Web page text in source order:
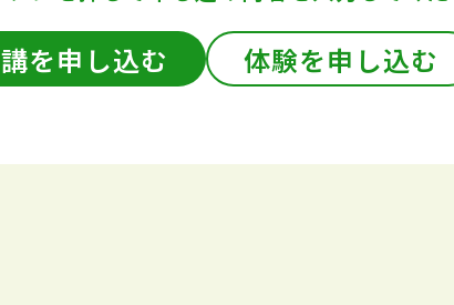
を申し込む 体験を申し込む